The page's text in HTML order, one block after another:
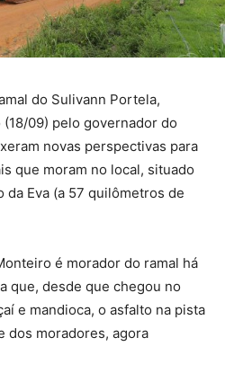
do Sulivann Portela,
09) pelo governador do
novas perspectivas para
que moram no local, situado
Eva (a 57 quilômetros de
é morador do ramal há
que, desde que chegou no
e mandioca, o asfalto na pista
dos moradores, agora